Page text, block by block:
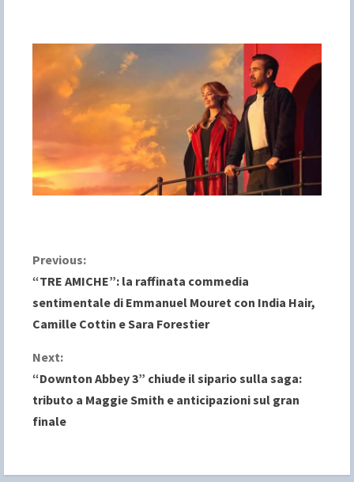
C
o
n
t
i
n
Previous:
“TRE AMICHE”: la raffinata commedia
sentimentale di Emmanuel Mouret con India Hair,
Camille Cottin e Sara Forestier
Next:
“Downton Abbey 3” chiude il sipario sulla saga:
tributo a Maggie Smith e anticipazioni sul gran
finale